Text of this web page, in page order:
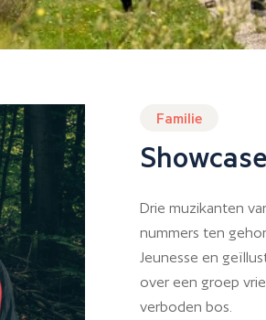
Familie
Showcase
Drie muzikanten
nummers ten
Jeunesse en
over een groep
verboden bos.